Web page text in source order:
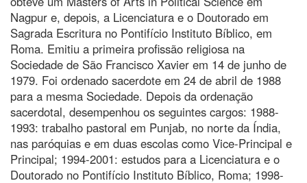
Nagpur e, depois, a Licenciatura e o Doutorado em
Sagrada Escritura no Pontifício Instituto Bíblico, em
Roma. Emitiu a primeira profissão religiosa na
Sociedade de São Francisco Xavier em 14 de junho de
1979. Foi ordenado sacerdote em 24 de abril de 1988
para a mesma Sociedade. Depois da ordenação
sacerdotal, desempenhou os seguintes cargos: 1988-
1993: trabalho pastoral em Punjab, no norte da Índia,
nas paróquias e em duas escolas como Vice-Principal e
Principal; 1994-2001: estudos para a Licenciatura e o
Doutorado no Pontifício Instituto Bíblico, Roma; 1998-